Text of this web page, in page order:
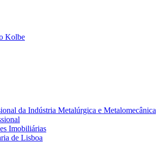
Kolbe
da Indústria Metalúrgica e Metalomecânica
Imobiliárias
de Lisboa